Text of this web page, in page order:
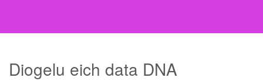
Diogelu eich data DNA